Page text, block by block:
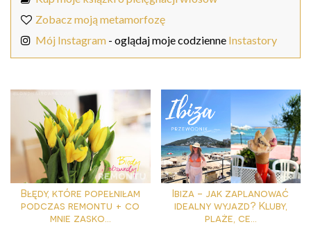
Zobacz moją metamorfozę
Mój Instagram - oglądaj moje codzienne Instastory
Błędy, które popełniłam
podczas remontu + co
mnie zasko...
Ibiza - jak zaplanować
idealny wyjazd? Kluby,
plaże, ce...